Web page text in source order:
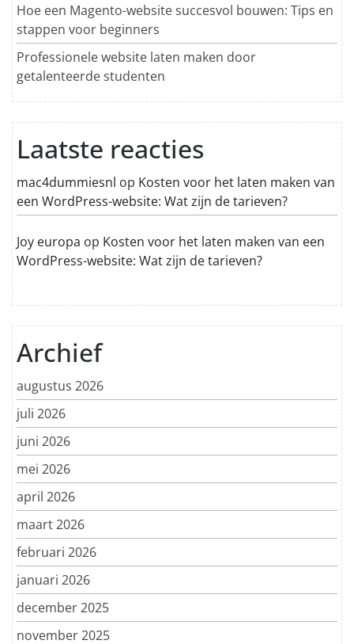
Hoe een Magento-website succesvol bouwen: Tips en
stappen voor beginners
Professionele website laten maken door
getalenteerde studenten
Laatste reacties
mac4dummiesnl op Kosten voor het laten maken van
een WordPress-website: Wat zijn de tarieven?
Joy europa op Kosten voor het laten maken van een
WordPress-website: Wat zijn de tarieven?
Archief
augustus 2026
juli 2026
juni 2026
mei 2026
april 2026
maart 2026
februari 2026
januari 2026
december 2025
november 2025